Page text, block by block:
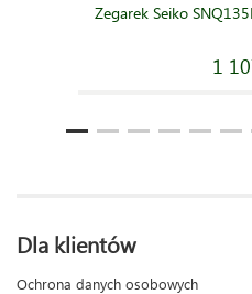
Zegarek Seiko
1
Dla klientów
Ochrona danych osobowych